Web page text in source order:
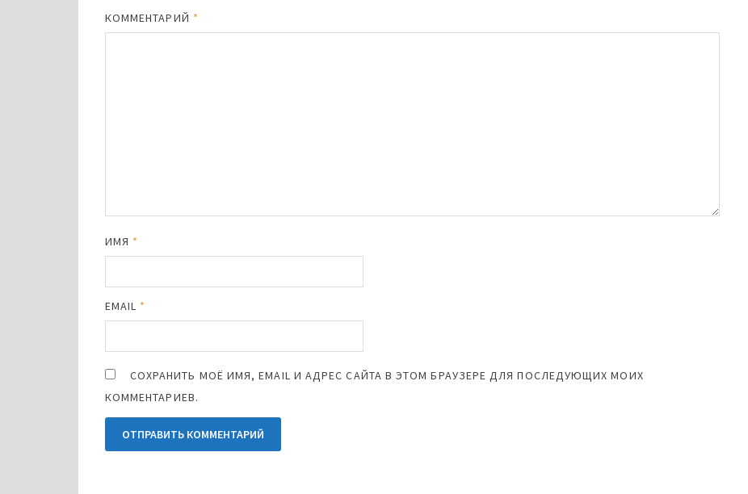
КОММЕНТАРИЙ *
ИМЯ *
EMAIL *
СОХРАНИТЬ МОЁ ИМЯ, EMAIL И АДРЕС САЙТА В ЭТОМ БРАУЗЕРЕ ДЛЯ ПОСЛЕДУЮЩИХ МОИХ
КОММЕНТАРИЕВ.